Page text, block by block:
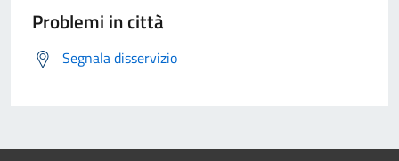
Problemi in città
Segnala disservizio